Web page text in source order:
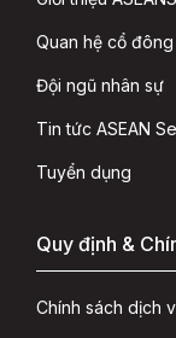
Quan hệ cổ đông
Đội ngũ nhân sự
Tin tức ASEAN
Tuyển dụng
Quy định &
Chính sách dịch